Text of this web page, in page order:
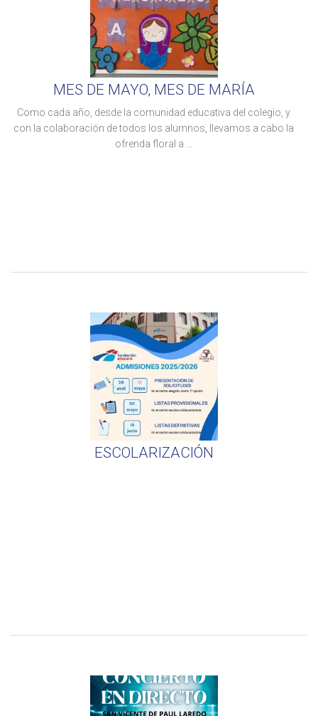
MES DE MAYO, MES DE MARÍA
Como cada año, desde la comunidad educativa del colegio, y
con la colaboración de todos los alumnos, llevamos a cabo la
ofrenda floral a ...
ESCOLARIZACIÓN